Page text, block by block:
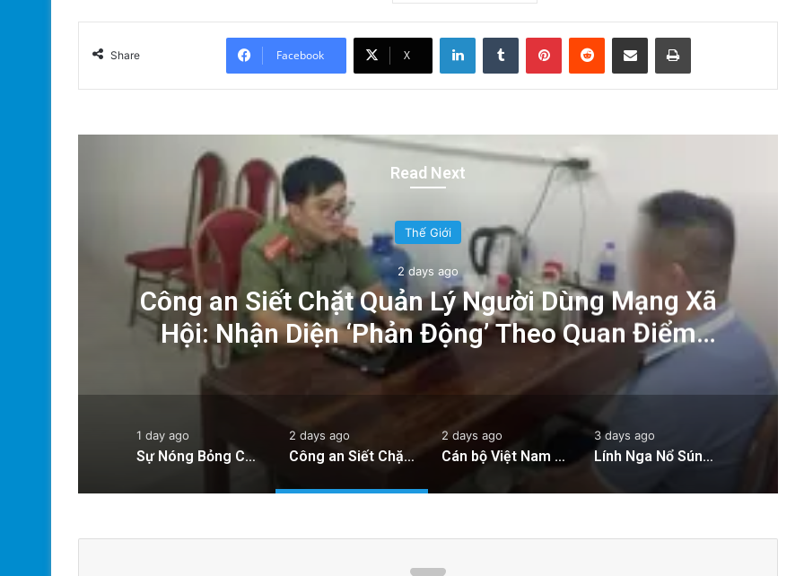
Share Facebook X
LinkedInTumblr PinterestReddit Share via Email Print
Read Next
Thế Giới
2 days ago
Công an Siết Chặt Quản Lý Người Dùng Mạng Xã
Hội: Nhận Diện ‘Phản Động’ Theo Quan Điểm
Đảng Cộng Sản Việt Nam
1 day ago
Sự Nóng Bỏng Của Chính Quyền Trong Việc Giải Quyết Vụ Sư Minh Tuệ: Nguyên Nhân Và Hệ Lụy
2 days ago
Công an Siết Chặt Quản Lý Người Dùng Mạng Xã Hội: Nhận Diện ‘Phản Động’ Theo Quan Điểm Đảng Cộng Sản Việt Nam
2 days ago
Cán bộ Việt Nam bị tố cáo tấn công tình dục hai nữ phục vụ tại New Zealand trước chuyến thăm của Thủ tướng Chính
3 days ago
Lính Nga Nổ Súng Giết Đồng Đội và Tấn Công Dân Thường Tại Crimea